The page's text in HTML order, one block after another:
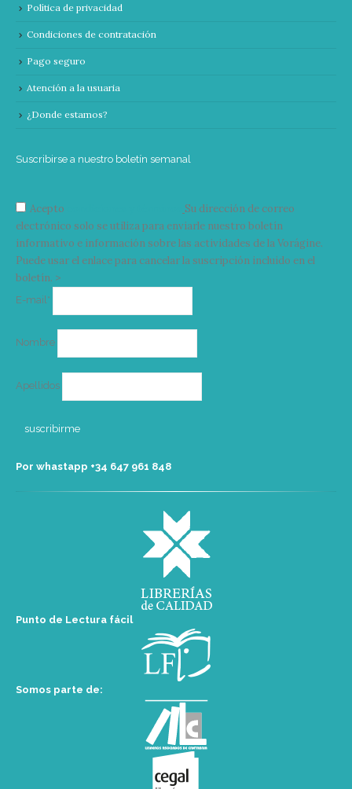
Política de privacidad
Condiciones de contratación
Pago seguro
Atención a la usuaria
¿Donde estamos?
Suscribirse a nuestro boletín semanal
Acepto
Su dirección de correo
electrónico solo se utiliza para enviarle nuestro boletín
informativo e información sobre las actividades de la Vorágine.
Puede usar el enlace para cancelar la suscripción incluido en el
boletín. >
E-mail*
Nombre
Apellidos
Por whastapp +34 ‭647 961 848‬
Punto de Lectura fácil
Somos parte de: